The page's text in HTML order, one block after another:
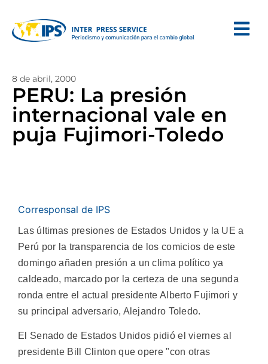
8 de abril, 2000
PERU: La presión
internacional vale en
puja Fujimori-Toledo
Corresponsal de IPS
Las últimas presiones de Estados Unidos y la UE a
Perú por la transparencia de los comicios de este
domingo añaden presión a un clima político ya
caldeado, marcado por la certeza de una segunda
ronda entre el actual presidente Alberto Fujimori y
su principal adversario, Alejandro Toledo.
El Senado de Estados Unidos pidió el viernes al
presidente Bill Clinton que opere "con otras